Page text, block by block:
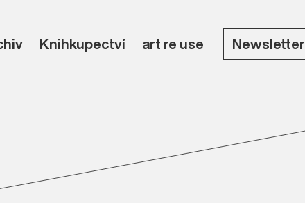
Knihkupectví art re use Newsletter